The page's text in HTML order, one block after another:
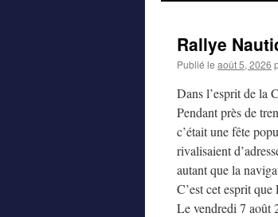
contenu
Rallye
Publié le août 5, 2026
Dans l’esprit de la
Pendant près de
c’était une fête
rivalisaient
autant que la
C’est cet esprit
Le vendredi 7 août